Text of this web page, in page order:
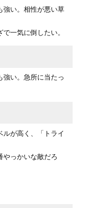
強い。相性が悪い草
で一気に倒したい。
強い。急所に当たっ
ルが高く、「トライ
やっかいな敵だろ